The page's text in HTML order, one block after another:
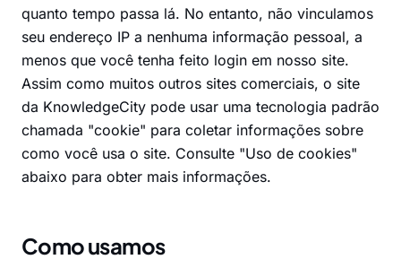
quanto tempo passa lá. No entanto, não vinculamos
seu endereço IP a nenhuma informação pessoal, a
menos que você tenha feito login em nosso site.
Assim como muitos outros sites comerciais, o site
da KnowledgeCity pode usar uma tecnologia padrão
chamada "cookie" para coletar informações sobre
como você usa o site. Consulte "Uso de cookies"
abaixo para obter mais informações.
Como usamos